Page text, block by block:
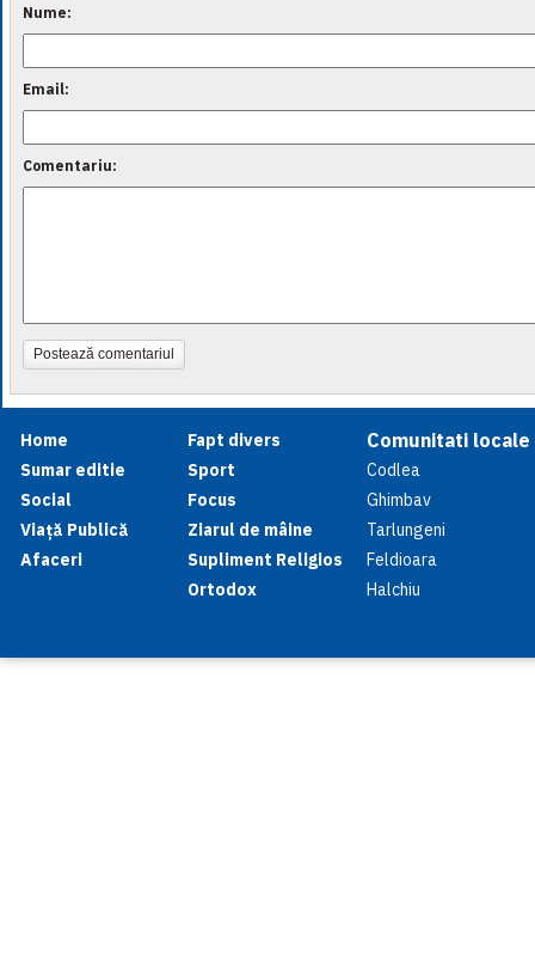
Nume:
Email:
Comentariu:
Postează comentariul
Home
Sumar editie
Social
Viață Publică
Afaceri
Fapt divers
Sport
Focus
Ziarul de mâine
Supliment Religios
Ortodox
Comunitati locale
Codlea
Ghimbav
Tarlungeni
Feldioara
Halchiu